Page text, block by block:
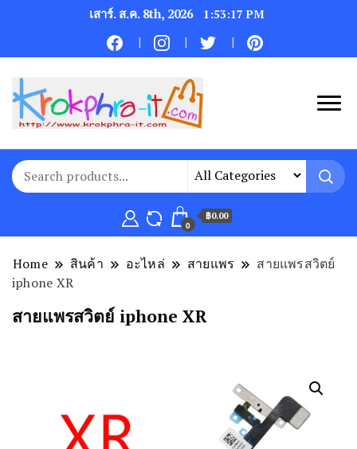
เสาร์. ส.ค. 8th, 2026 1:53:18 PM
0
฿0.00
Home สินค้า อะไหล่ สายแพร
สายแพรสวิตย์
iphone XR
สายแพรสวิตย์ iphone XR